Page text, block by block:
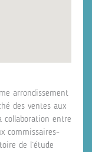
arrondissement
des ventes aux
collaboration entre
commissaires-
de l’étude